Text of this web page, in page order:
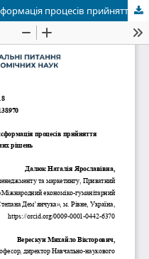
Data-Driven Management: трансформація процесів прийняття стратегічних рішень